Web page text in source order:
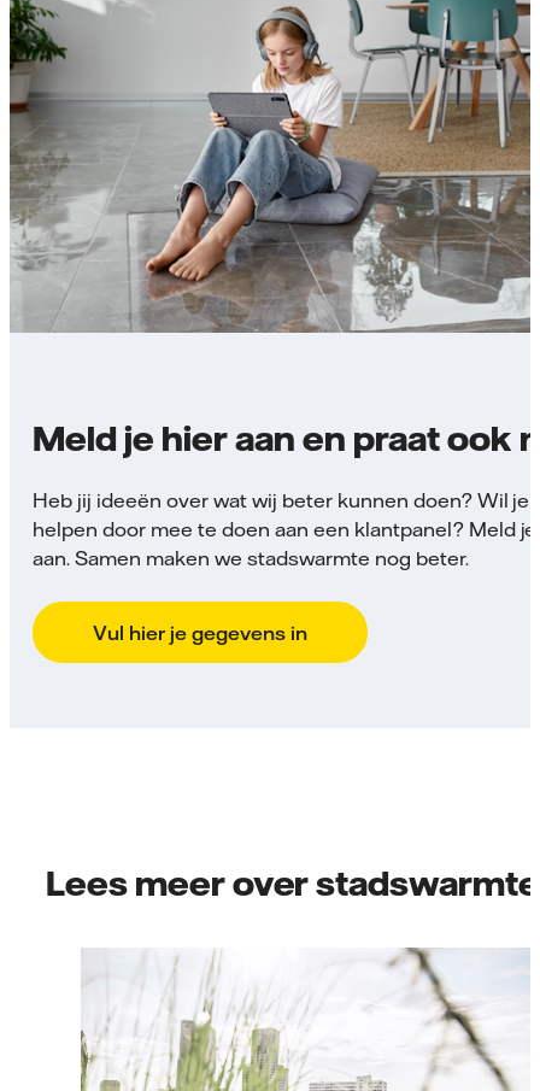
Meld je hier aan en praat ook
Heb jij ideeën over wat wij beter kunnen doen? Wil je
helpen door mee te doen aan een klantpanel? Meld
aan.Samen maken we stadswarmte nog beter.
Vul hier je gegevens in
Lees meer over stadswarmte